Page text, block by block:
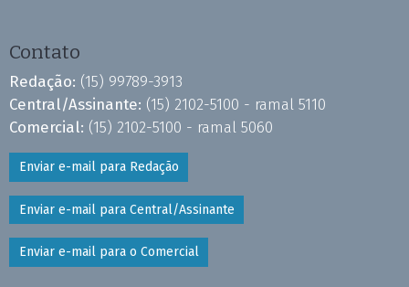
Contato
Redação: (15) 99789-3913
Central/Assinante: (15) 2102-5100 - ramal 5110
Comercial: (15) 2102-5100 - ramal 5060
Enviar e-mail para Redação
Enviar e-mail para Central/Assinante
Enviar e-mail para o Comercial